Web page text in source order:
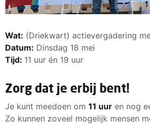
Wat: (Driekwart) actievergadering
Datum: Dinsdag 18 mei
Tijd: 11 uur én 19 uur
Zorg dat je erbij bent!
Je kunt meedoen om 11 uur en nog
Zo kunnen zoveel mogelijk mensen